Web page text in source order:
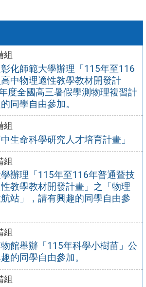
組
化師範大學辦理「115年至116
中物理適性教學教材開發計
度全國高三暑假學測物理複習計
同學自由參加。
組
生命科學研究人才培育計畫」
組
辦理「115年至116年普通暨技
教學教材開發計畫」之「物理
站」，請有興趣的同學自由參
組
館舉辦「115年科學小樹苗」公
的同學自由參加。
組